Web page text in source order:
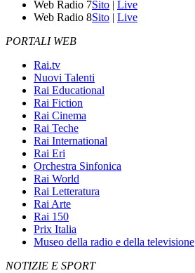
Web Radio 7Sito | Live
Web Radio 8Sito | Live
PORTALI WEB
Rai.tv
Nuovi Talenti
Rai Educational
Rai Fiction
Rai Cinema
Rai Teche
Rai International
Rai Eri
Orchestra Sinfonica
Rai World
Rai Letteratura
Rai Arte
Rai 150
Prix Italia
Museo della radio e della televisione
NOTIZIE E SPORT